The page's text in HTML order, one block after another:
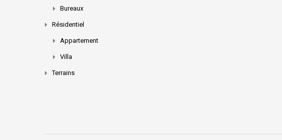
Bureaux
Résidentiel
Appartement
Villa
Terrains